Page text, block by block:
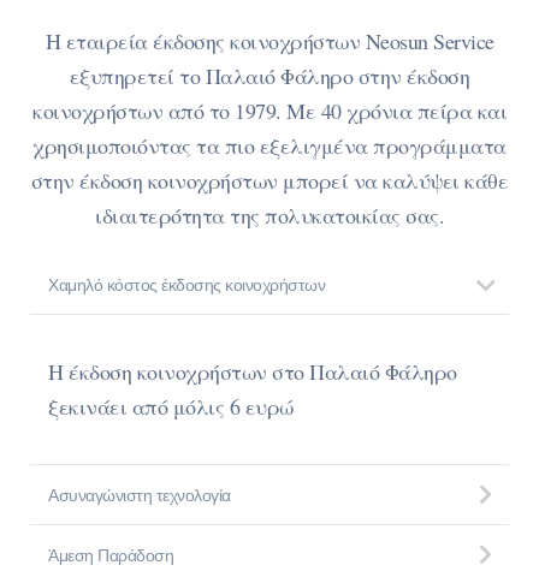
Η εταιρεία έκδοσης κοινοχρήστων Neosun Service
εξυπηρετεί το Παλαιό Φάληρο στην έκδοση
κοινοχρήστων από το 1979. Με 40 χρόνια πείρα και
χρησιμοποιόντας τα πιο εξελιγμένα προγράμματα
στην έκδοση κοινοχρήστων μπορεί να καλύψει κάθε
ιδιαιτερότητα της πολυκατοικίας σας.
Χαμηλό κόστος έκδοσης κοινοχρήστων
Η έκδοση κοινοχρήστων στο Παλαιό Φάληρο
ξεκινάει από μόλις 6 ευρώ
Ασυναγώνιστη τεχνολογία
Άμεση Παράδοση